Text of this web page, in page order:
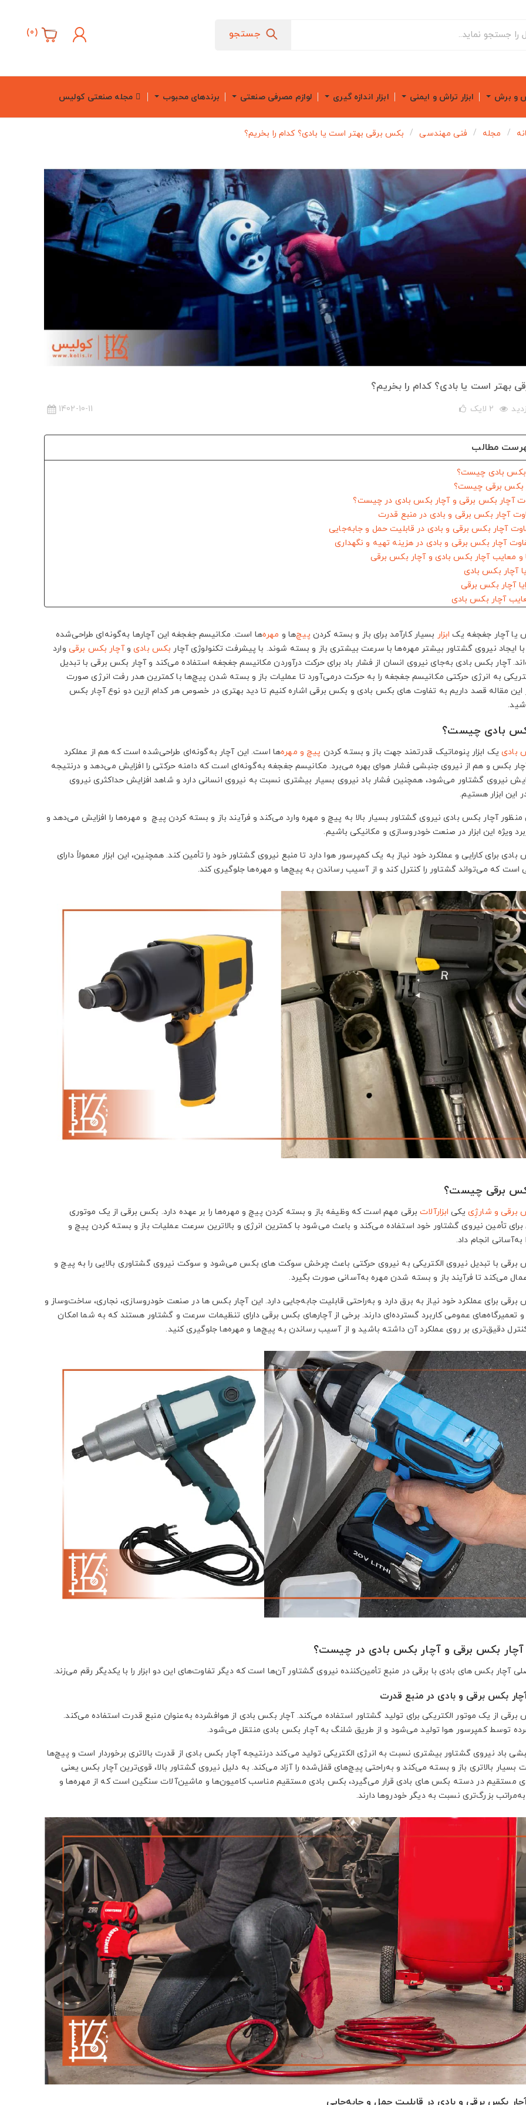
جستجو (
0
)
و برش ابزار تراش و ایمنی ابزار اندازه گیری لوازم مصرفی صنعتی برندهای محبوب مجله صنعتی کولیس
مجله فنی مهندسی بکس برقی بهتر است یا بادی؟ کدام را بخریم؟
بهتر است یا بادی؟ کدام را بخریم؟
2 لایک 1402-10-11
مطالب
یا آچار جغجغه یک ابزار بسیار کارآمد برای باز و بسته کردن پیچ‌ها و مهره‌ها است. مکانیسم جغجغه این آچارها به‌گونه‌ای طراحی‌شده
ایجاد نیروی گشتاور بیشتر مهره‌ها با سرعت بیشتری باز و بسته شوند. با پیشرفت تکنولوژی آچار بکس بادیوآچار بکس برقی وارد
آچار بکس بادی به‌جای نیروی انسان از فشار باد برای حرکت درآوردن مکانیسم جغجغه استفاده می‌کند و آچار بکس برقی با تبدیل
به انرژی حرکتی مکانیسم جغجغه را به حرکت درمی‌آورد تا عملیات باز و بسته شدن پیچ‌ها با کمترین هدر رفت انرژی صورت
این مقاله قصد داریم به تفاوت های بکس بادی و بکس برقی اشاره کنیم تا دید بهتری در خصوص هر کدام ازین دو نوع آچار بکس
بادی چیست؟
بادییک ابزار پنوماتیک قدرتمند جهت باز و بسته کردن پیچ و مهره‌ها است. این آچار به‌گونه‌ای طراحی‌شده است که هم از عملکرد
بکس و هم از نیروی جنبشی فشار هوای بهره می‌برد. مکانیسم جغجغه به‌گونه‌ای است که دامنه حرکتی را افزایش می‌دهد و درنتیجه
نیروی گشتاور می‌شود، همچنین فشار باد نیروی بسیار بیشتری نسبت به نیروی انسانی دارد و شاهد افزایش حداکثری نیروی
این ابزار هستیم.
آچار بکس بادی نیروی گشتاور بسیار بالا به پیچ و مهره وارد می‌کند و فرآیند باز و بسته کردن پیچ و مهره‌ها را افزایش می‌دهد و
ویژه این ابزار در صنعت خودروسازی و مکانیکی باشیم.
برای کارایی و عملکرد خود نیاز به یک کمپرسور هوا دارد تا منبع نیروی گشتاور خود را تأمین کند. همچنین، این ابزار معمولاً دارای
که می‌تواند گشتاور را کنترل کند و از آسیب رساندن به پیچ‌ها و مهره‌ها جلوگیری کند.
برقی چیست؟
برقی و شارژِییکی ابزارآلاتبرقی مهم است که وظیفه باز و بسته کردن پیچ و مهره‌ها را بر عهده دارد. بکس برقی از یک موتوری
برای تأمین نیروی گشتاور خود استفاده می‌کند و باعث می‌شود با کمترین انرژی و بالاترین سرعت عملیات باز و بسته کردن پیچ و
به‌آسانی انجام داد.
برقی با تبدیل نیروی الکتریکی به نیروی حرکتی باعث چرخش سوکت های بکس می‌شود و سوکت نیروی گشتاوری بالایی را به پیچ و
می‌کند تا فرآیند باز و بسته شدن مهره به‌آسانی صورت بگیرد.
برقی برای عملکرد خود نیاز به برق دارد و به‌راحتی قابلیت جابه‌جایی دارد. این آچار بکس ها در صنعت خودروسازی، نجاری، ساخت‌وساز و
و تعمیرگاه‌های عمومی کاربرد گسترده‌ای دارند. برخی از آچارهای بکس برقی دارای تنظیمات سرعت و گشتاور هستند که به شما امکان
دقیق‌تری بر روی عملکرد آن داشته باشید و از آسیب رساندن به پیچ‌ها و مهره‌ها جلوگیری کنید.
آچار بکس برقی و آچار بکس بادی در چیست؟
آچار بکس های بادی با برقی در منبع تأمین‌کننده نیروی گشتاور آن‌ها است که دیگر تفاوت‌های این دو ابزار را با یکدیگر رقم می‌زند.
بکس برقی و بادی در منبع قدرت
برقی از یک موتور الکتریکی برای تولید گشتاور استفاده می‌کند. آچار بکس بادی از هوافشرده به‌عنوان منبع قدرت استفاده می‌کند.
توسط کمپرسور هوا تولید می‌شود و از طریق شلنگ به آچار بکس بادی منتقل می‌شود.
باد نیروی گشتاور بیشتری نسبت به انرژی الکتریکی تولید می‌کند درنتیجه آچار بکس بادی از قدرت بالاتری برخوردار است و پیچ‌ها
بسیار بالاتری باز و بسته می‌کند و به‌راحتی پیچ‌های قفل‌شده را آزاد می‌کند. به دلیل نیروی گشتاور بالا، قوی‌ترین آچار بکس یعنی
مستقیم در دسته بکس های بادی قرار می‌گیرد، بکس بادی مستقیم مناسب کامیون‌ها و ماشین‌آلات سنگین است که از مهره‌ها و
بزرگ‌تری نسبت به دیگر خودروها دارند.
بکس برقی و بادی در قابلیت حمل و جابه‌جایی